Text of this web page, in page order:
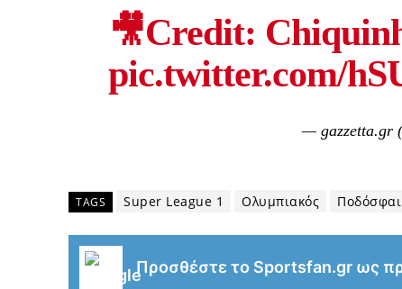
🎥Credit:
pic.twitter.com/
— gazzetta.gr
TAGS Super League 1 Ολυμπιακός
Προσθέστε το Sportsfan.gr ως